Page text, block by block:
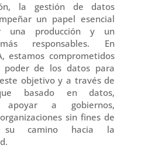
la gestión de datos
un papel esencial
una producción y un
responsables. En
estamos comprometidos
de los datos para
objetivo y a través de
basado en datos,
apoyar a gobiernos,
sin fines de
camino hacia la